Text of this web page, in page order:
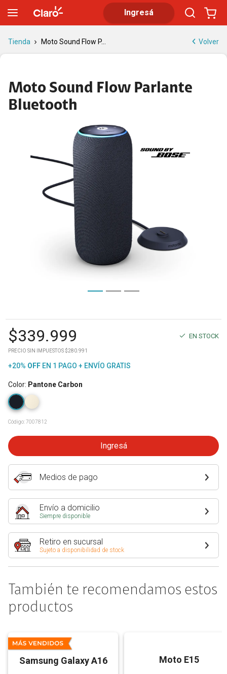
Ingresá
Tienda Moto Sound Flow P... Volver
Moto Sound Flow Parlante
Bluetooth
$339.999 EN STOCK
PRECIO SIN IMPUESTOS $280.991
+20% OFF EN 1 PAGO + ENVÍO GRATIS
Color: Pantone Carbon
Código:7007812
Ingresá
Medios de pago
Envío a domicilio
Siempre disponible
Retiro en sucursal
Sujeto a disponibilidad de stock
También te recomendamos estos
productos
Samsung Galaxy A16 Moto E15
Moto Sound Flow parlante Bluetooth | Claro